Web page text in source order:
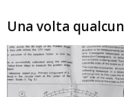
Una volta